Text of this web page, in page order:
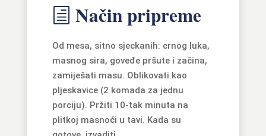
h Način pripreme
Od mesa, sitno sjeckanih: crnog luka,
masnog sira, goveđe pršute i začina,
zamiješati masu. Oblikovati kao
pljeskavice (2 komada za jednu
porciju). Pržiti 10-tak minuta na
plitkoj masnoći u tavi. Kada su